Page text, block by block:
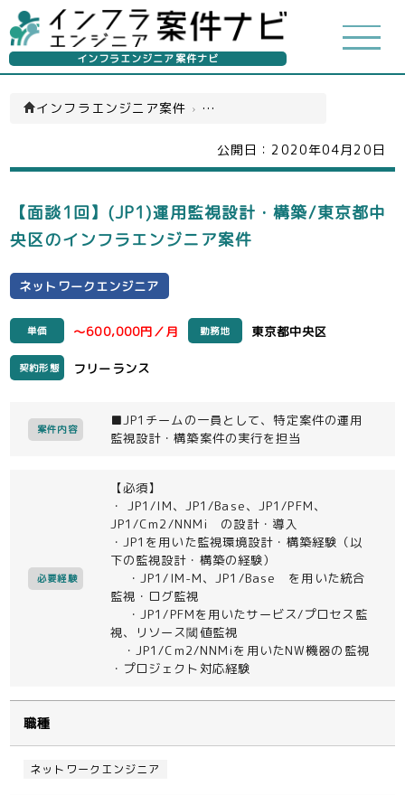
インフラエンジニア案件ナビ
インフラエンジニア案件 › ネットワークエンジニア(一覧)
公開日： 2020年04月20日
【面談1回】(JP1)運用監視設計・構築/東京都中
央区のインフラエンジニア案件
ネットワークエンジニア
単価 ～600,000円／月 勤務地 東京都中央区
契約形態 フリーランス
案件内容
■JP1チームの一員として、特定案件の運用
監視設計・構築案件の実行を担当
必要経験
【必須】
・ JP1/IM、JP1/Base、JP1/PFM、
JP1/Cm2/NNMi の設計・導入
・JP1を用いた監視環境設計・構築経験（以
下の監視設計・構築の経験）
・JP1/IM-M、JP1/Base を用いた統合
監視・ログ監視
・JP1/PFMを用いたサービス/プロセス監
視、リソース閾値監視
・JP1/Cm2/NNMiを用いたNW機器の監視
・プロジェクト対応経験
職種
ネットワークエンジニア